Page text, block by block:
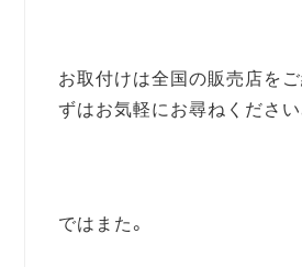
お取付けは全国の販売店をご
ずはお気軽にお尋ねください
ではまた。